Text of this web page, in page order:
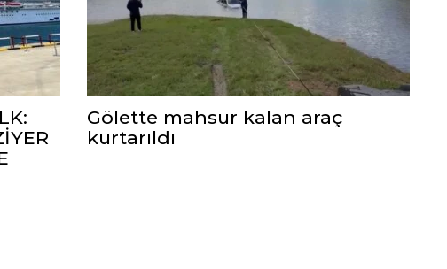
Gölette mahsur kalan araç
kurtarıldı